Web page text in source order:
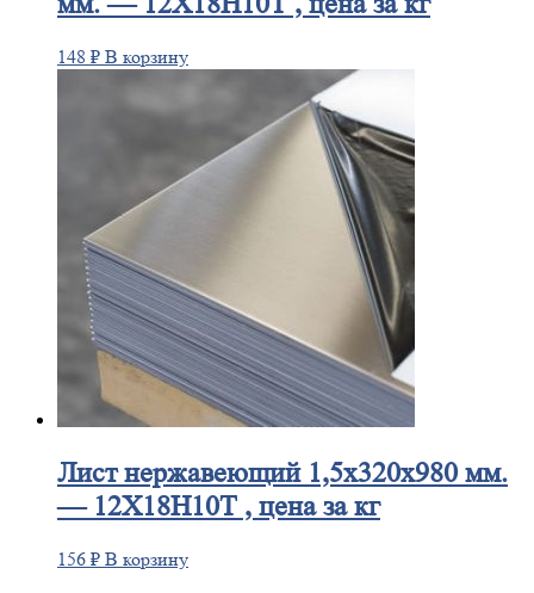
148 ₽ В корзину
Листнержавеющий 1,5x320x980 мм.
— 12Х18Н10Т , цена за кг
156 ₽ В корзину